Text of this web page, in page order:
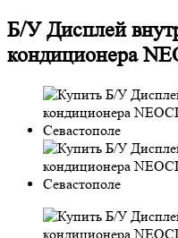
Б/У Дисплей
кондиционера